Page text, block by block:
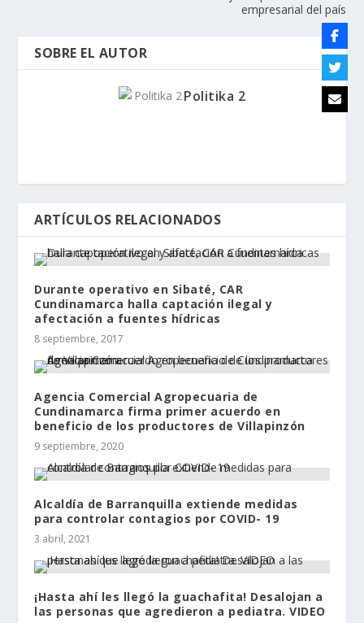
empresarial del país
SOBRE EL AUTOR
Politika 2
ARTÍCULOS RELACIONADOS
Durante operativo en Sibaté, CAR
Cundinamarca halla captación ilegal y
afectación a fuentes hídricas
8 septiembre, 2017
Agencia Comercial Agropecuaria de
Cundinamarca firma primer acuerdo en
beneficio de los productores de Villapinzón
9 septiembre, 2020
Alcaldía de Barranquilla extiende medidas
para controlar contagios por COVID- 19
3 abril, 2021
¡Hasta ahí les llegó la guachafita! Desalojan a
las personas que agredieron a pediatra. VIDEO